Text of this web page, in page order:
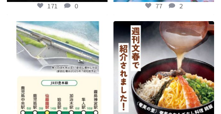
171 0 77 2
【鹿児島観光トピックス】〜鹿児島中
央駅から約8分!! 「仙巌園駅」誕生〜
...
202 0
【fromよかガイド】～かごかご . jpか
らのお知らせ ～
...
88 0